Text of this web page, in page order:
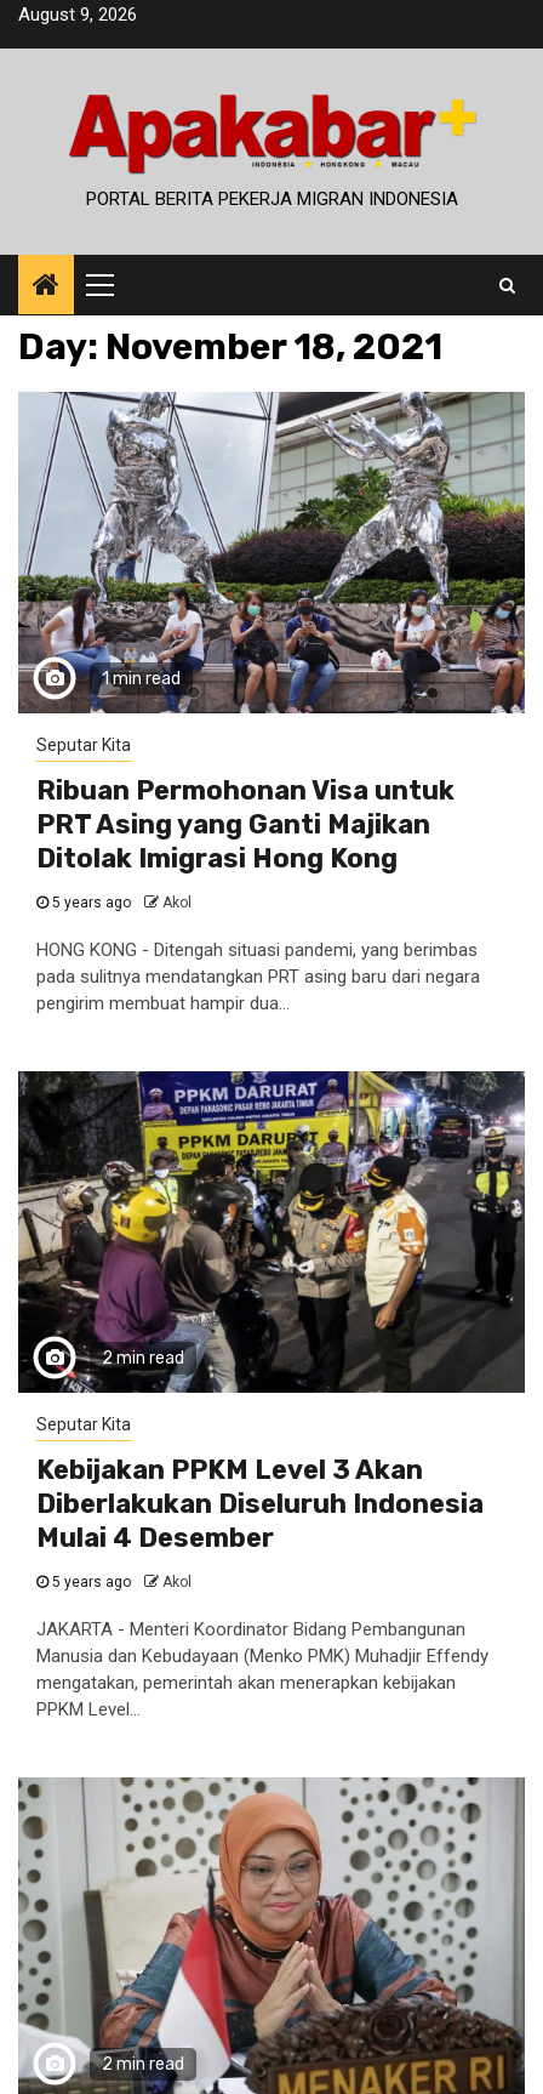
SkipAugust 9, 2026
PORTAL BERITA PEKERJA MIGRAN INDONESIA
Primary
Menu
Day: November 18, 2021
1 min read
Seputar Kita
Ribuan Permohonan Visa untuk
PRT Asing yang Ganti Majikan
Ditolak Imigrasi Hong Kong
5 years ago Akol
HONG KONG - Ditengah situasi pandemi, yang berimbas
pada sulitnya mendatangkan PRT asing baru dari negara
pengirim membuat hampir dua...
2 min read
Seputar Kita
Kebijakan PPKM Level 3 Akan
Diberlakukan Diseluruh Indonesia
Mulai 4 Desember
5 years ago Akol
JAKARTA - Menteri Koordinator Bidang Pembangunan
Manusia dan Kebudayaan (Menko PMK) Muhadjir Effendy
mengatakan, pemerintah akan menerapkan kebijakan
PPKM Level...
2 min read